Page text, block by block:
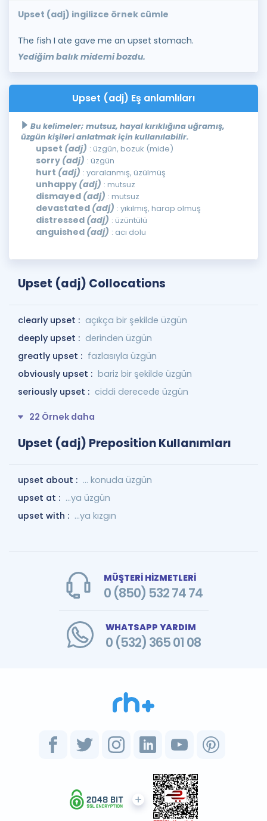
Upset (adj) ingilizce örnek cümle
The fish I ate gave me an upset stomach.
Yediğim balık midemi bozdu.
Upset (adj) Eş anlamlıları
Bu kelimeler; mutsuz, hayal kırıklığına uğramış,
üzgün kişileri anlatmak için kullanılabilir.
upset (adj) : üzgün, bozuk (mide)
sorry (adj) : üzgün
hurt (adj) : yaralanmış, üzülmüş
unhappy (adj) : mutsuz
dismayed (adj) : mutsuz
devastated (adj) : yıkılmış, harap olmuş
distressed (adj) : üzüntülü
anguished (adj) : acı dolu
Upset (adj) Collocations
clearly upset : açıkça bir şekilde üzgün
deeply upset : derinden üzgün
greatly upset : fazlasıyla üzgün
obviously upset : bariz bir şekilde üzgün
seriously upset : ciddi derecede üzgün
22 Örnek daha
Upset (adj) Preposition Kullanımları
upset about : ... konuda üzgün
upset at : ...ya üzgün
upset with : ...ya kızgın
MÜŞTERİ HİZMETLERİ
0 (850) 532 74 74
WHATSAPP YARDIM
0 (532) 365 01 08